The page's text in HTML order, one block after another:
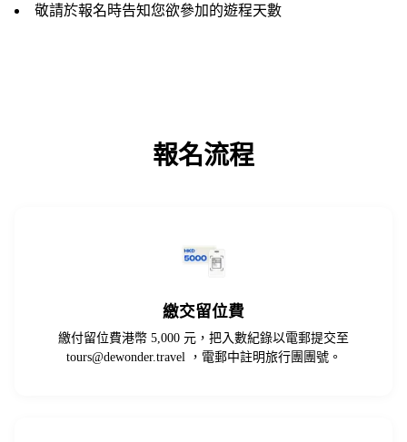
敬請於報名時告知您欲參加的遊程天數
報名流程
繳交留位費
繳付留位費港幣 5,000 元，把入數紀錄以電郵提交至
tours@dewonder.travel，電郵中註明旅行團團號。